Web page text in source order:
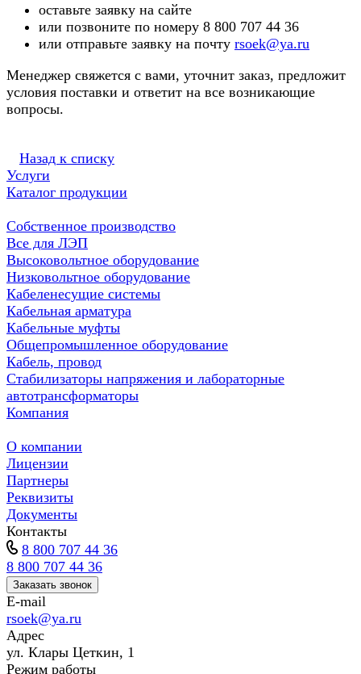
оставьте заявку на сайте
или позвоните по номеру 8 800 707 44 36
или отправьте заявку на почту rsoek@ya.ru
Менеджер свяжется с вами, уточнит заказ, предложит
условия поставки и ответит на все возникающие
вопросы.
Назад к списку
Услуги
Каталог продукции
Собственное производство
Все для ЛЭП
Высоковольтное оборудование
Низковольтное оборудование
Кабеленесущие системы
Кабельная арматура
Кабельные муфты
Общепромышленное оборудование
Кабель, провод
Стабилизаторы напряжения и лабораторные
автотрансформаторы
Компания
О компании
Лицензии
Партнеры
Реквизиты
Документы
Контакты
8 800 707 44 36
8 800 707 44 36
Заказать звонок
E-mail
rsoek@ya.ru
Адрес
ул. Клары Цеткин, 1
Режим работы